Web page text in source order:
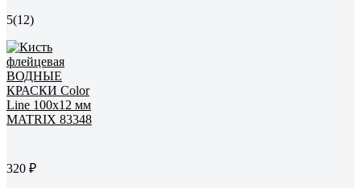
5(12)
320 ₽